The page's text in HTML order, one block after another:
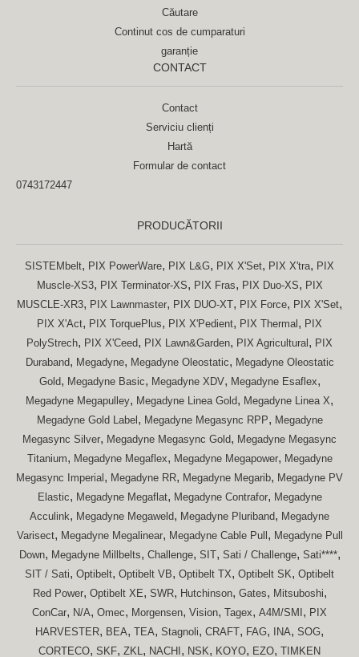
Căutare
Continut cos de cumparaturi
garanție
CONTACT
Contact
Serviciu clienți
Hartă
Formular de contact
0743172447
PRODUCĂTORII
SISTEMbelt, PIX PowerWare, PIX L&G, PIX X'Set, PIX X'tra, PIX
Muscle-XS3, PIX Terminator-XS, PIX Fras, PIX Duo-XS, PIX
MUSCLE-XR3, PIX Lawnmaster, PIX DUO-XT, PIX Force, PIX X'Set,
PIX X'Act, PIX TorquePlus, PIX X'Pedient, PIX Thermal, PIX
PolyStrech, PIX X'Ceed, PIX Lawn&Garden, PIX Agricultural, PIX
Duraband, Megadyne, Megadyne Oleostatic, Megadyne Oleostatic
Gold, Megadyne Basic, Megadyne XDV, Megadyne Esaflex,
Megadyne Megapulley, Megadyne Linea Gold, Megadyne Linea X,
Megadyne Gold Label, Megadyne Megasync RPP, Megadyne
Megasync Silver, Megadyne Megasync Gold, Megadyne Megasync
Titanium, Megadyne Megaflex, Megadyne Megapower, Megadyne
Megasync Imperial, Megadyne RR, Megadyne Megarib, Megadyne PV
Elastic, Megadyne Megaflat, Megadyne Contrafor, Megadyne
Acculink, Megadyne Megaweld, Megadyne Pluriband, Megadyne
Varisect, Megadyne Megalinear, Megadyne Cable Pull, Megadyne Pull
Down, Megadyne Millbelts, Challenge, SIT, Sati / Challenge, Sati****,
SIT / Sati, Optibelt, Optibelt VB, Optibelt TX, Optibelt SK, Optibelt
Red Power, Optibelt XE, SWR, Hutchinson, Gates, Mitsuboshi,
ConCar, N/A, Omec, Morgensen, Vision, Tagex, A4M/SMI, PIX
HARVESTER, BEA, TEA, Stagnoli, CRAFT, FAG, INA, SOG,
CORTECO, SKF, ZKL , NACHI, NSK, KOYO, EZO, TIMKEN